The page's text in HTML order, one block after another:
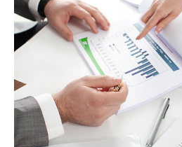
よくある質問
資料請求(無料)